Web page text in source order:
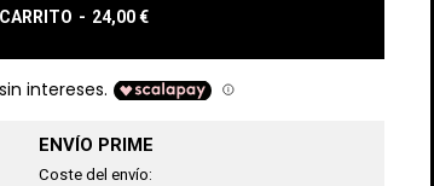
- 24,00 €
ENVÍO PRIME
Coste del envío: